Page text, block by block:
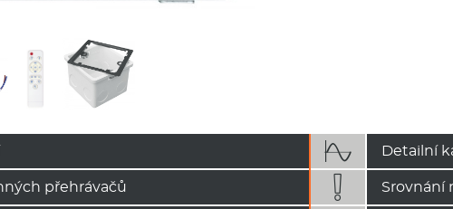
 Detailní
přehrávačů  Srovnání